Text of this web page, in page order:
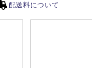
配送料について